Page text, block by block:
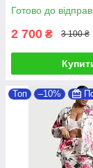
Готово до
2 700 ₴ 3 100 ₴
Топ –10%